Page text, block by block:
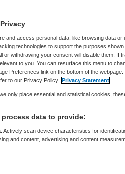
9 februari 2017,
and access personal data, like browsing data or
technologies to support the purposes
or withdrawing your consent will disable them. If
to you. You can resurface this menu to
Preferences link on the bottom of the
to our Privacy Policy. Privacy Statement
only place essential and statistical cookies,
process data to provide:
Actively scan device characteristics for
and content, advertising and content